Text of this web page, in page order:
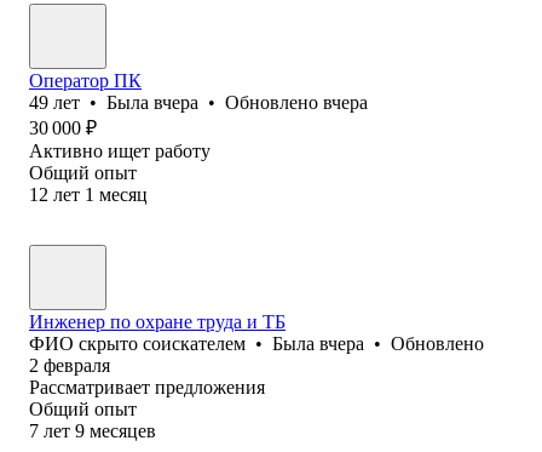
Оператор ПК
49 лет • Была вчера • Обновлено вчера
30 000 ₽
Активно ищет работу
Общий опыт
12 лет 1 месяц
Инженер по охране труда и ТБ
ФИО скрыто соискателем • Была вчера • Обновлено
2 февраля
Рассматривает предложения
Общий опыт
7 лет 9 месяцев